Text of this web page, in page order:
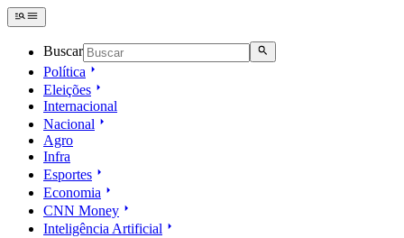
Buscar
Política
Eleições
Internacional
Nacional
Agro
Infra
Esportes
Economia
CNN Money
Inteligência Artificial